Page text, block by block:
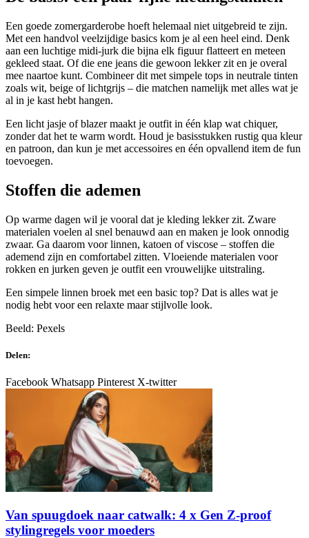
Een goede zomergarderobe hoeft helemaal niet uitgebreid te zijn.
Met een handvol veelzijdige basics kom je al een heel eind. Denk
aan een luchtige midi-jurk die bijna elk figuur flatteert en meteen
gekleed staat. Of die ene jeans die gewoon lekker zit en je overal
mee naartoe kunt. Combineer dit met simpele tops in neutrale tinten
zoals wit, beige of lichtgrijs – die matchen namelijk met alles wat je
al in je kast hebt hangen.
Een licht jasje of blazer maakt je outfit in één klap wat chiquer,
zonder dat het te warm wordt. Houd je basisstukken rustig qua kleur
en patroon, dan kun je met accessoires en één opvallend item de fun
toevoegen.
Stoffen die ademen
Op warme dagen wil je vooral dat je kleding lekker zit. Zware
materialen voelen al snel benauwd aan en maken je look onnodig
zwaar. Ga daarom voor linnen, katoen of viscose – stoffen die
ademend zijn en comfortabel zitten. Vloeiende materialen voor
rokken en jurken geven je outfit een vrouwelijke uitstraling.
Een simpele linnen broek met een basic top? Dat is alles wat je
nodig hebt voor een relaxte maar stijlvolle look.
Beeld: Pexels
Delen:
Facebook Whatsapp Pinterest X-twitter
Van spuugdoek naar catwalk: 4 x Gen Z-proof
stylingregels voor moeders